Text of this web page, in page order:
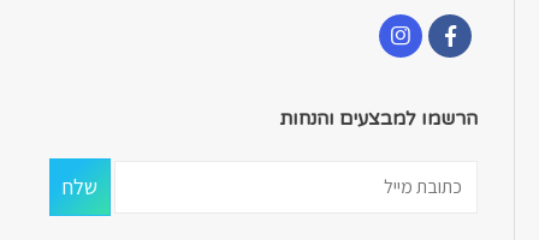
הרשמו למבצעים והנחות